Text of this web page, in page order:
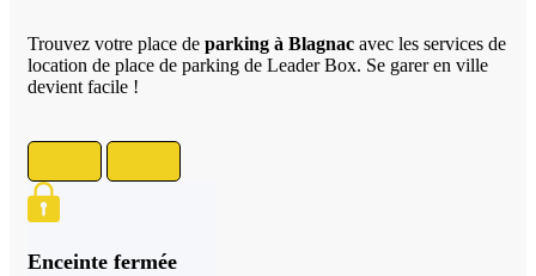
Trouvez votre place de parking à Blagnac avec les services de
location de place de parking de Leader Box. Se garer en ville
devient facile !
Enceinte fermée